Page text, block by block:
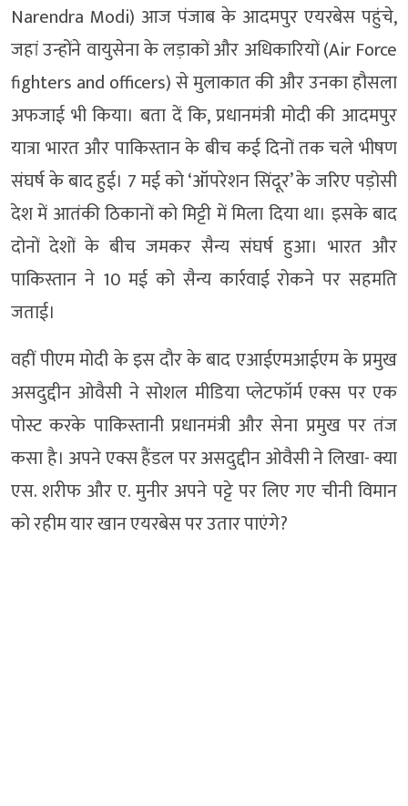
Narendra Modi) आज पंजाब के आदमपुर एयरबेस पहुंचे,
जहां उन्होंने वायुसेना के लड़ाकों और अधिकारियों (Air Force
fighters and officers) से मुलाकात की और उनका हौसला
अफजाई भी किया। बता दें कि, प्रधानमंत्री मोदी की आदमपुर
यात्रा भारत और पाकिस्तान के बीच कई दिनों तक चले भीषण
संघर्ष के बाद हुई। 7 मई को ‘ऑपरेशन सिंदूर’ के जरिए पड़ोसी
देश में आतंकी ठिकानों को मिट्टी में मिला दिया था। इसके बाद
दोनों देशों के बीच जमकर सैन्य संघर्ष हुआ। भारत और
पाकिस्तान ने 10 मई को सैन्य कार्रवाई रोकने पर सहमति
जताई।
वहीं पीएम मोदी के इस दौर के बाद एआईएमआईएम के प्रमुख
असदुद्दीन ओवैसी ने सोशल मीडिया प्लेटफॉर्म एक्स पर एक
पोस्ट करके पाकिस्तानी प्रधानमंत्री और सेना प्रमुख पर तंज
कसा है। अपने एक्स हैंडल पर असदुद्दीन ओवैसी ने लिखा- क्या
एस. शरीफ और ए. मुनीर अपने पट्टे पर लिए गए चीनी विमान
को रहीम यार खान एयरबेस पर उतार पाएंगे?